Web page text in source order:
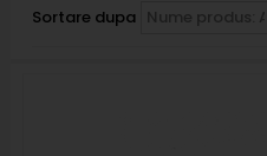
Sortare dupa